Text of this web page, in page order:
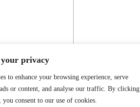
your privacy
to enhance your browsing experience, serve
or content, and analyse our traffic. By clicking
consent to our use of cookies.